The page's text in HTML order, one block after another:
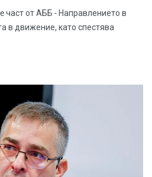
от АББ - Направлението в
в движение, като спестява